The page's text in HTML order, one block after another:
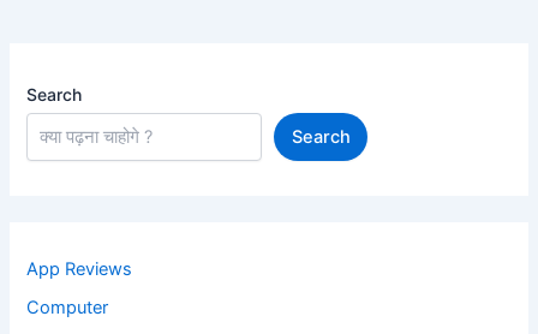
Search
Search
App Reviews
Computer